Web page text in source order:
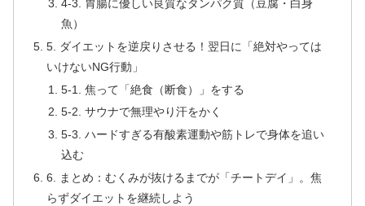
4-3. 胃腸に優しい良質なタンパク質（豆腐・白身
魚）
5. ダイエットを逆戻りさせる！翌日に「絶対やっては
いけないNG行動」
5-1. 焦って「絶食（断食）」をする
5-2. サウナで無理やり汗をかく
5-3. ハードすぎる有酸素運動や筋トレで身体を追い
込む
6. まとめ：むくみが抜けるまでが「チートデイ」。焦
らずダイエットを継続しよう